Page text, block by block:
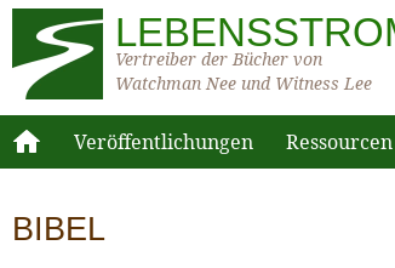
Vertreiber der Bücher von
Watchman Nee und Witness Lee
Veröffentlichungen Ressourcen
BIBEL